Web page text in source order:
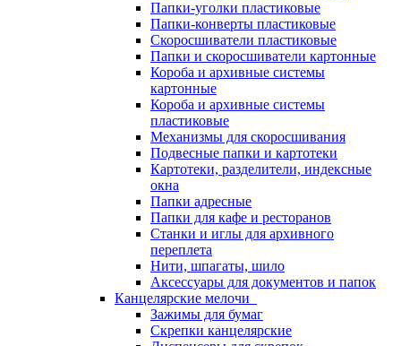
Папки-уголки пластиковые
Папки-конверты пластиковые
Скоросшиватели пластиковые
Папки и скоросшиватели картонные
Короба и архивные системы
картонные
Короба и архивные системы
пластиковые
Механизмы для скоросшивания
Подвесные папки и картотеки
Картотеки, разделители, индексные
окна
Папки адресные
Папки для кафе и ресторанов
Станки и иглы для архивного
переплета
Нити, шпагаты, шило
Аксессуары для документов и папок
Канцелярские мелочи
Зажимы для бумаг
Скрепки канцелярские